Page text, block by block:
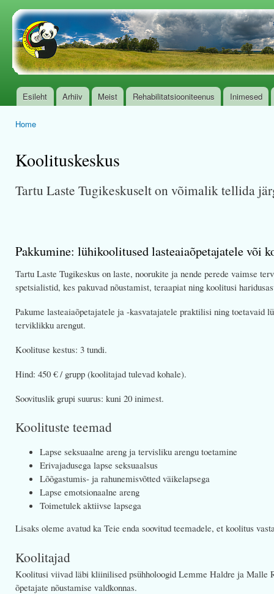
www.tugikeskus.org.ee
Main menu
Esileht Arhiiv Meist Rehabilitatsiooniteenus Inimesed
Home
Koolituskeskus
Tartu Laste Tugikeskuselt on võimalik tellida
Pakkumine: lühikoolitused lasteaiaõpetajatele või
Tartu Laste Tugikeskus on laste, noorukite ja nende perede vaimse
spetsialistid, kes pakuvad nõustamist, teraapiat ning koolitusi
Pakume lasteaiaõpetajatele ja -kasvatajatele praktilisi ning toetavaid
terviklikku arengut.
Koolituse kestus: 3 tundi.
Hind: 450 € / grupp (koolitajad tulevad kohale).
Soovituslik grupi suurus: kuni 20 inimest.
Koolituste teemad
Lapse seksuaalne areng ja tervisliku arengu toetamine
Erivajadusega lapse seksuaalsus
Lõõgastumis- ja rahunemisvõtted väikelapsega
Lapse emotsionaalne areng
Toimetulek aktiivse lapsega
Lisaks oleme avatud ka Teie enda soovitud teemadele, et koolitus
Koolitajad
Koolitusi viivad läbi kliinilised psühholoogid Lemme Haldre ja Malle
õpetajate nõustamise valdkonnas.